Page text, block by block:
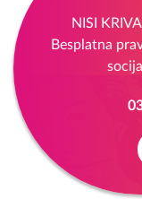
NISI
Besplatna